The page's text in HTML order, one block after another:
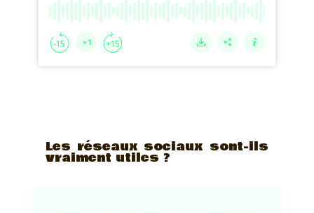
Les réseaux sociaux sont-ils
vraiment utiles ?